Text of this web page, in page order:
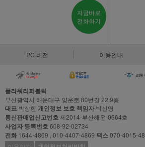
지금바로
전화하기
PC 버전 이용안내
플라워리퍼블릭
부산광역시 해운대구 양운로 80번길 22,9층
대표 박상현 개인정보 보호 책임자 박신영
통신판매업신고번호제2014-부산해운-0664호
사업자 등록번호608-92-02734
전화 1644-4869 , 010-4407-4869 팩스070-4015-